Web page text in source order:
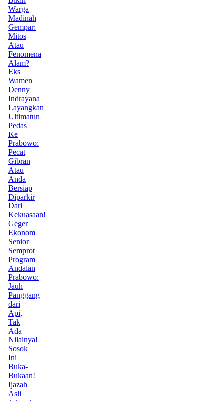
Warga
Madinah
Gempar:
Mitos
Atau
Fenomena
Alam?
Eks
Wamen
Denny
Indrayana
Layangkan
Ultimatun
Pedas
Ke
Prabowo:
Pecat
Gibran
Atau
Anda
Bersiap
Diparkir
Dari
Kekuasaan!
Geger
Ekonom
Senior
Semprot
Program
Andalan
Prabowo:
Jauh
Panggang
dari
Api,
Tak
Ada
Nilainya!
Sosok
Ini
Buka-
Bukaan!
Ijazah
Asli